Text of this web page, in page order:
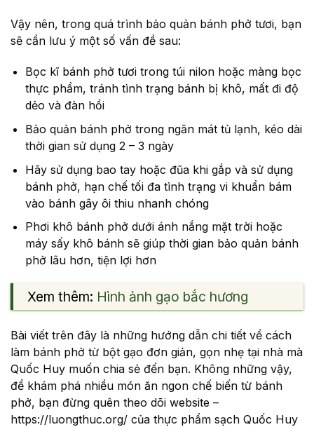
Vậy nên, trong quá trình bảo quản bánh phở tươi, bạn
sẽ cần lưu ý một số vấn đề sau:
Bọc kĩ bánh phở tươi trong túi nilon hoặc màng bọc
thực phẩm, tránh tình trạng bánh bị khô, mất đi độ
dẻo và đàn hồi
Bảo quản bánh phở trong ngăn mát tủ lạnh, kéo dài
thời gian sử dụng 2 – 3 ngày
Hãy sử dụng bao tay hoặc đũa khi gắp và sử dụng
bánh phở, hạn chế tối đa tình trạng vi khuẩn bám
vào bánh gây ôi thiu nhanh chóng
Phơi khô bánh phở dưới ánh nắng mặt trời hoặc
máy sấy khô bánh sẽ giúp thời gian bảo quản bánh
phở lâu hơn, tiện lợi hơn
Xem thêm: Hình ảnh gạo bắc hương
Bài viết trên đây là những hướng dẫn chi tiết về cách
làm bánh phở từ bột gạo đơn giản, gọn nhẹ tại nhà mà
Quốc Huy muốn chia sẻ đến bạn. Không những vậy,
để khám phá nhiều món ăn ngon chế biến từ bánh
phở, bạn đừng quên theo dõi website –
https://luongthuc.org/ của thực phẩm sạch Quốc Huy